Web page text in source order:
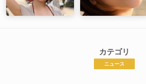
カテゴリ
ニュース